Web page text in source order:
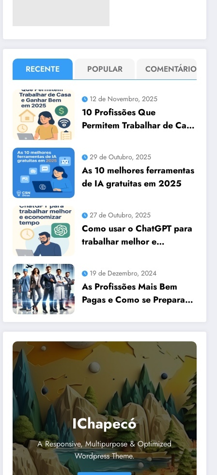
RECENTE POPULAR COMENTÁRIO
12 de Novembro, 2025
10 Profissões Que
Permitem Trabalhar de Casa
29 de Outubro, 2025
As 10 melhores ferramentas
de IA gratuitas em 2025
27 de Outubro, 2025
Como usar o ChatGPT para
trabalhar melhor e
19 de Dezembro, 2024
As Profissões Mais Bem
Pagas e Como se Preparar
Essenciais
IChapecó
A Responsive, Multipurpose & Optimized
Wordpress Theme.